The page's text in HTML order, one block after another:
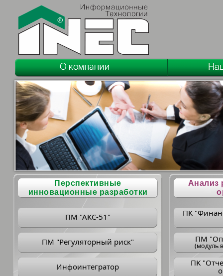
Перспективные
инновационные разработки
ПМ "АКС-51"
ПМ "Регуляторный риск"
Инфоинтегратор
Анализ
ПК
ПM
(модуль
ПK